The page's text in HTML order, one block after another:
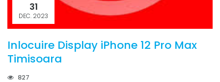
31
DEC. 2023
Inlocuire Display iPhone 12 Pro Max
Timisoara
827